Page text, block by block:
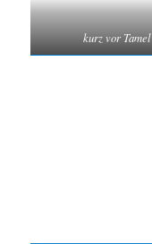
kurz vor Tamel